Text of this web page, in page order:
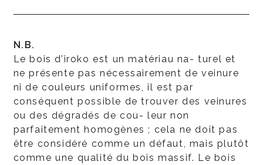
N.B.
Le bois d’iroko est un matériau na- turel et
ne présente pas nécessairement de veinure
ni de couleurs uniformes, il est par
conséquent possible de trouver des veinures
ou des dégradés de cou- leur non
parfaitement homogènes ; cela ne doit pas
être considéré comme un défaut, mais plutôt
comme une qualité du bois massif. Le bois